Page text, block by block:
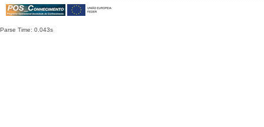
Parse Time: 0.043s